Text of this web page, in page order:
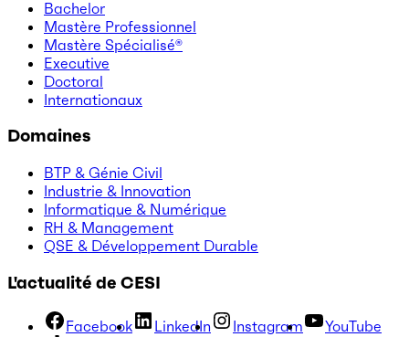
Bachelor
Mastère Professionnel
Mastère Spécialisé®
Executive
Doctoral
Internationaux
Domaines
BTP & Génie Civil
Industrie & Innovation
Informatique & Numérique
RH & Management
QSE & Développement Durable
L'actualité de CESI
Facebook LinkedIn Instagram
YouTube